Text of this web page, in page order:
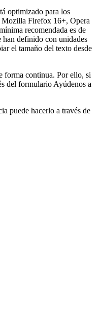
optimizado para los
Firefox 16+, Opera
recomendada es de
han definido con unidades
el tamaño del texto desde
forma continua. Por ello, si
del formulario Ayúdenos a
puede hacerlo a través de